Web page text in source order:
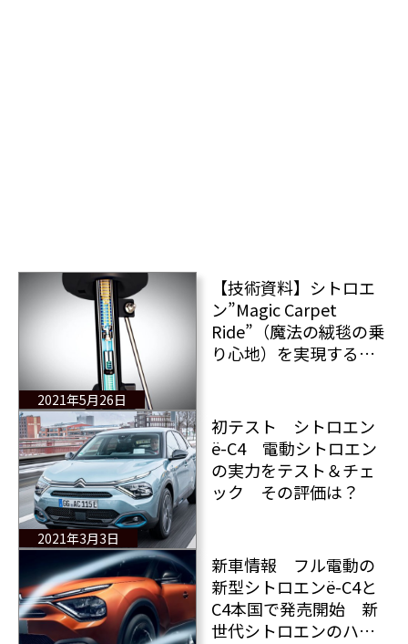
2021年5月26日
【技術資料】シトロエ
ン”Magic Carpet
Ride”（魔法の絨毯の乗
り心地）を実現する伝
2021年3月3日
初テスト シトロエン
ë-C4 電動シトロエン
の実力をテスト＆チェ
ック その評価は？
新車情報 フル電動の
新型シトロエンë-C4と
C4本国で発売開始 新
世代シトロエンのハッ